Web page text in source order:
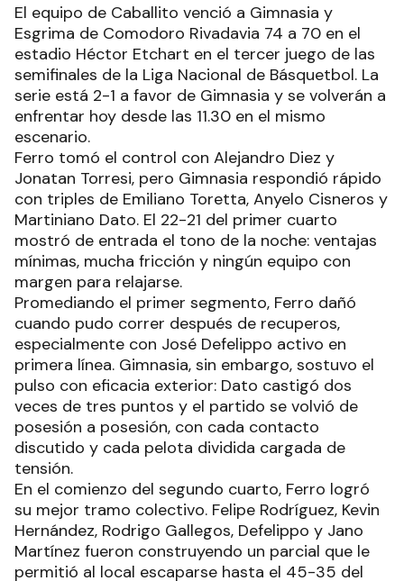
El equipo de Caballito venció a Gimnasia y
Esgrima de Comodoro Rivadavia 74 a 70 en el
estadio Héctor Etchart en el tercer juego de las
semifinales de la Liga Nacional de Básquetbol. La
serie está 2-1 a favor de Gimnasia y se volverán a
enfrentar hoy desde las 11.30 en el mismo
escenario.
Ferro tomó el control con Alejandro Diez y
Jonatan Torresi, pero Gimnasia respondió rápido
con triples de Emiliano Toretta, Anyelo Cisneros y
Martiniano Dato. El 22-21 del primer cuarto
mostró de entrada el tono de la noche: ventajas
mínimas, mucha fricción y ningún equipo con
margen para relajarse.
Promediando el primer segmento, Ferro dañó
cuando pudo correr después de recuperos,
especialmente con José Defelippo activo en
primera línea. Gimnasia, sin embargo, sostuvo el
pulso con eficacia exterior: Dato castigó dos
veces de tres puntos y el partido se volvió de
posesión a posesión, con cada contacto
discutido y cada pelota dividida cargada de
tensión.
En el comienzo del segundo cuarto, Ferro logró
su mejor tramo colectivo. Felipe Rodríguez, Kevin
Hernández, Rodrigo Gallegos, Defelippo y Jano
Martínez fueron construyendo un parcial que le
permitió al local escaparse hasta el 45-35 del